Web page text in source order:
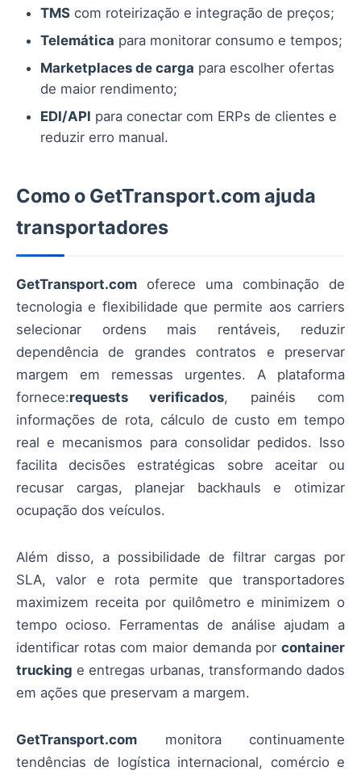
TMS com roteirização e integração de preços;
Telemática para monitorar consumo e tempos;
Marketplaces de carga para escolher ofertas
de maior rendimento;
EDI/API para conectar com ERPs de clientes e
reduzir erro manual.
Como o GetTransport.com ajuda
transportadores
GetTransport.com oferece uma combinação de
tecnologia e flexibilidade que permite aos carriers
selecionar ordens mais rentáveis, reduzir
dependência de grandes contratos e preservar
margem em remessas urgentes. A plataforma
fornece:requests verificados, painéis com
informações de rota, cálculo de custo em tempo
real e mecanismos para consolidar pedidos. Isso
facilita decisões estratégicas sobre aceitar ou
recusar cargas, planejar backhauls e otimizar
ocupação dos veículos.
Além disso, a possibilidade de filtrar cargas por
SLA, valor e rota permite que transportadores
maximizem receita por quilômetro e minimizem o
tempo ocioso. Ferramentas de análise ajudam a
identificar rotas com maior demanda por container
trucking e entregas urbanas, transformando dados
em ações que preservam a margem.
GetTransport.com monitora continuamente
tendências de logística internacional, comércio e